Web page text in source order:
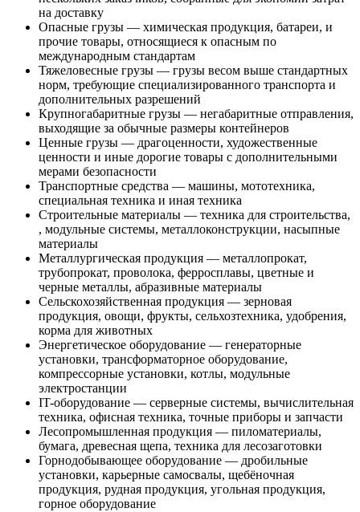
на доставку
Опасные грузы — химическая продукция, батареи, и
прочие товары, относящиеся к опасным по
международным стандартам
Тяжеловесные грузы — грузы весом выше стандартных
норм, требующие специализированного транспорта и
дополнительных разрешений
Крупногабаритные грузы — негабаритные отправления,
выходящие за обычные размеры контейнеров
Ценные грузы — драгоценности, художественные
ценности и иные дорогие товары с дополнительными
мерами безопасности
Транспортные средства — машины, мототехника,
специальная техника и иная техника
Строительные материалы — техника для строительства,
, модульные системы, металлоконструкции, насыпные
материалы
Металлургическая продукция — металлопрокат,
трубопрокат, проволока, ферросплавы, цветные и
черные металлы, абразивные материалы
Сельскохозяйственная продукция — зерновая
продукция, овощи, фрукты, сельхозтехника, удобрения,
корма для животных
Энергетическое оборудование — генераторные
установки, трансформаторное оборудование,
компрессорные установки, котлы, модульные
электростанции
IT-оборудование — серверные системы, вычислительная
техника, офисная техника, точные приборы и запчасти
Лесопромышленная продукция — пиломатериалы,
бумага, древесная щепа, техника для лесозаготовки
Горнодобывающее оборудование — дробильные
установки, карьерные самосвалы, щебёночная
продукция, рудная продукция, угольная продукция,
горное оборудование